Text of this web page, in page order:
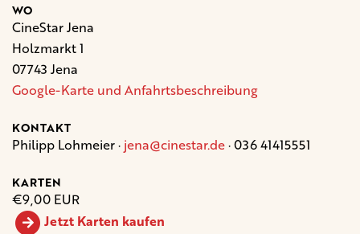
WO
CineStar Jena
Holzmarkt 1
07743 Jena
Google-Karte und Anfahrtsbeschreibung
KONTAKT
Philipp Lohmeier · jena@cinestar.de· 036 41415551
KARTEN
€9,00 EUR
Jetzt Karten kaufen